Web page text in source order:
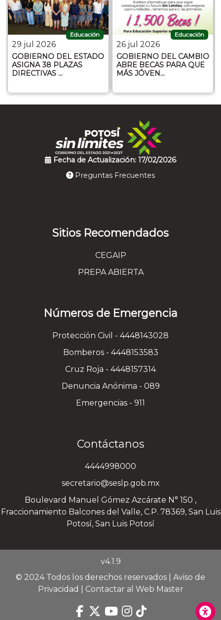
Educación
29 jul 2026
GOBIERNO DEL ESTADO
ASIGNA 38 PLAZAS
DIRECTIVAS …
Educación
26 jul 2026
GOBIERNO DEL CAMBIO
ABRE BECAS PARA QUE
MÁS JÓVEN…
Fecha de Actualización: 17/02/2026
Preguntas Frecuentes
Sitios Recomendados
CEGAIP
PREPA ABIERTA
Números de Emergencia
Protección Civil - 4448143028
Bomberos - 4448153583
Cruz Roja - 4448157314
Denuncia Anónima - 089
Emergencias - 911
Contáctanos
4444998000
secretario@seslp.gob.mx
Boulevard Manuel Gómez Azcárate N° 150 ,
Fraccionamiento Balcones del Valle, C.P. 78369, San Luis
Potosí, San Luis Potosí
v4.1.9
© 2024 Todos los derechos reservados | Aviso de
Privacidad
Contactar al Web Master